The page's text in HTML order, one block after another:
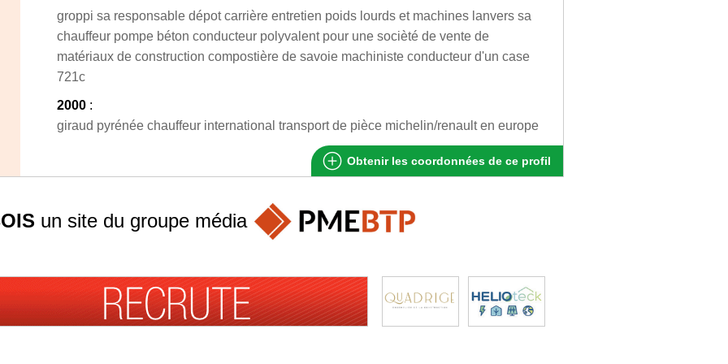
groppi sa responsable dépot carrière entretien poids lourds et machines lanvers sa
chauffeur pompe béton conducteur polyvalent pour une socièté de vente de
matériaux de construction compostière de savoie machiniste conducteur d'un case
721c
2000 :
giraud pyrénée chauffeur international transport de pièce michelin/renault en europe
Obtenir les coordonnées de ce profil
un site du groupe média